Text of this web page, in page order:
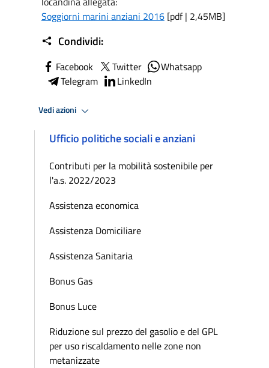
Soggiorni marini anziani 2016[pdf | 2,45MB]
Condividi:
Facebook Twitter
Whatsapp
Telegram
LinkedIn
Vedi azioni
Ufficio politiche sociali e anziani
Contributi per la mobilità sostenibile per
l'a.s. 2022/2023
Assistenza economica
Assistenza Domiciliare
Assistenza Sanitaria
Bonus Gas
Bonus Luce
Riduzione sul prezzo del gasolio e del GPL
per uso riscaldamento nelle zone non
metanizzate